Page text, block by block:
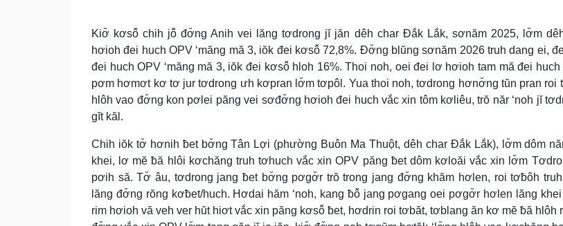
Kiơ̆ kơsô̆ chih jô̆ đơ̆ng Anih vei lăng tơdrong jĭ jăn dêh char Đắk Lắk, sơnăm 2025, lơ̆m
hơioh đei huch OPV ‘măng mă 3, iŏk đei kơsô̆ 72,8%. Đơ̆ng blŭng sơnăm 2026 truh dang ei,
đei huch OPV ‘măng mă 3, iŏk đei kơsô̆ hloh 16%. Thoi noh, oei đei lơ hơioh tam mă đei huch
pơm hơmơt kơ tơ jur tơdrong ưh kơpran lơ̆m tơpôl. Yua thoi noh, tơdrong hơnơ̆ng tŭn pran roi
hlôh vao đơ̆ng kon pơlei păng vei sơđơ̆ng hơioh đei huch vắc xin tôm kơliêu, trŏ năr ‘noh jĭ
gĭt kăl.
Chih iŏk tơ̆ hơnih ƀet bơ̆ng Tân Lợi (phường Buôn Ma Thuột, dêh char Đắk Lắk), lơ̆m dôm
khei, lơ mĕ ƀă hlôi kơchăng truh tơhuch vắc xin OPV păng ƀet dôm kơloăi vắc xin lơ̆m
pơih să. Tơ̆ âu, tơdrong jang ƀet bơ̆ng pơgơ̆r trŏ trong jang đơ̆ng khăm hơlen, roi tơƀôh
lăng đơ̆ng rŏng kơƀet/huch. Hơdai hăm ‘noh, kang ƀô̆ jang pơgang oei pơgơ̆r hơlen lăng
rim hơioh vă veh ver hŭt hiơt vắc xin păng kơsô̆ ƀet, hơdrin roi tơbăt, tơblang ăn kơ mĕ ƀă hlôh